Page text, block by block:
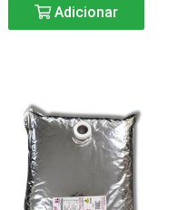
Adicionar